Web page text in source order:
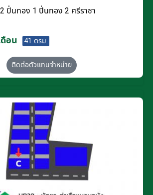
ปิ่นทอง 1 ปิ่นทอง 2 ศรีราชา
อน 41 ตรม.
ติดต่อตัวแทนจำหน่าย